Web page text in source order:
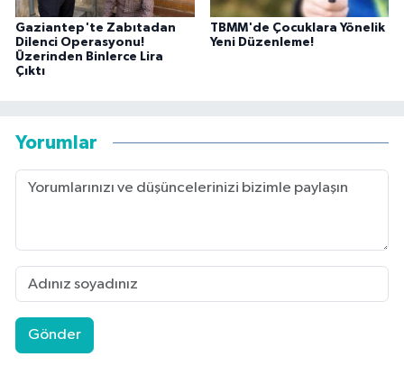
Gaziantep'te Zabıtadan
Dilenci Operasyonu!
Üzerinden Binlerce Lira
Çıktı
TBMM'de Çocuklara Yönelik
Yeni Düzenleme!
Yorumlar
Gönder